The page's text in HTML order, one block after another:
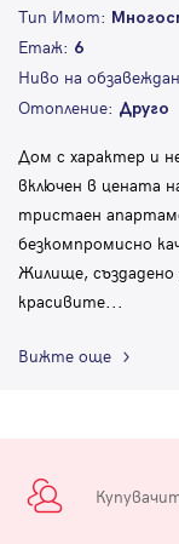
Тип Имот:
Етаж: 6
Ниво на
Отопление: Друго
Дом с характер и
включен в цената
тристаен
безкомпромисно
Жилище, създадено
красивите...
Вижте още